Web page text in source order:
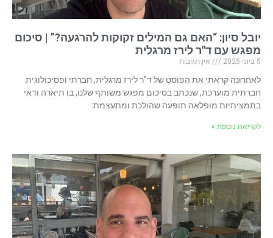
יובל סיון: “האם גם המילים זקוקות להרגעה?” | סיכום
מפגש עם ד"ר לירז מרגלית
5 ביוני 2025
אין תגובות
לאחרונה קראתי את הפוסט של ד"ר לירז מרגלית, חברתי ופסיכולוגית
חברתית מוערכת, שנכתב בסיכום מפגש משותף שלנו, בו תיארה ודאי
בתמציתיות מופלאה תופעה שהולכת ומתעצמת:
לקריאה נוספת »